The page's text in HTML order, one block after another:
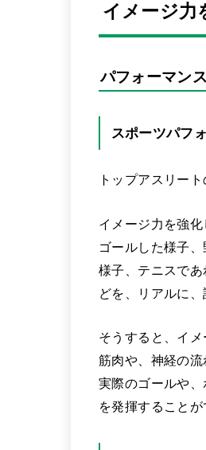
イメージ力
パフォーマン
スポーツパフ
トップアスリー
イメージ力を強
ゴールした様子
様子、テニスで
どを、リアルに
そうすると、イ
筋肉や、神経の
実際のゴールや
を発揮することが